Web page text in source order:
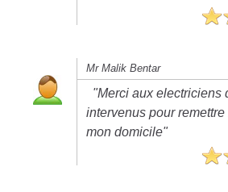
Mr Malik Bentar
"Merci aux electriciens
intervenus pour
mon domicile"